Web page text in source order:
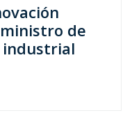
de
industrial